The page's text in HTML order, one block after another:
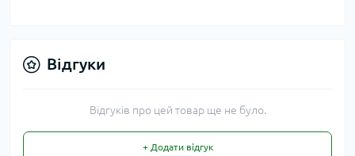
Відгуки
Відгуків про цей товар ще не було.
+ Додати відгук